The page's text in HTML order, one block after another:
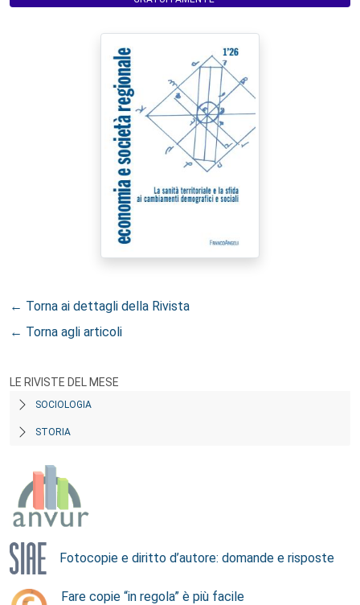
← Torna ai dettagli della Rivista
← Torna agli articoli
LE RIVISTE DEL MESE
SOCIOLOGIA
STORIA
Fotocopie e diritto d’autore: domande e risposte
Fare copie “in regola” è più facile